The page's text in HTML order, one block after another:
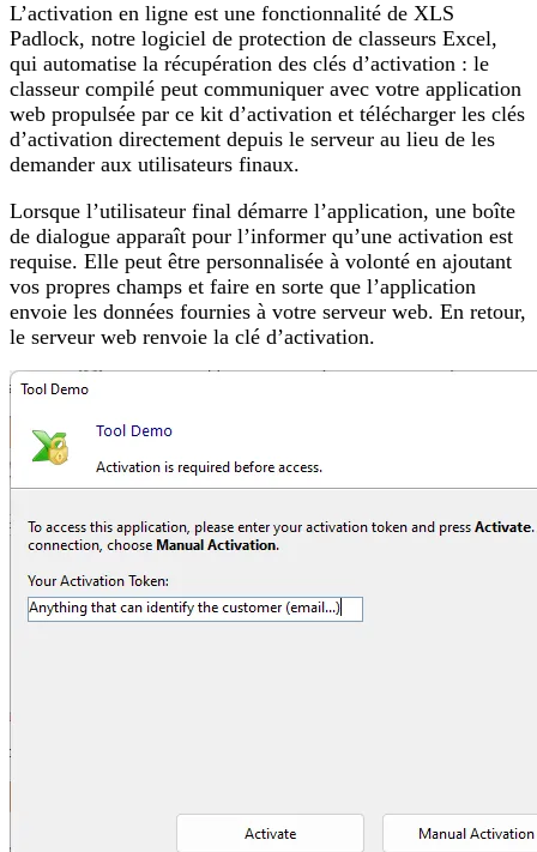
L’activation en ligne est une fonctionnalité de XLS
Padlock, notre logiciel de protection de classeurs Excel,
qui automatise la récupération des clés d’activation : le
classeur compilé peut communiquer avec votre application
web propulsée par ce kit d’activation et télécharger les clés
d’activation directement depuis le serveur au lieu de les
demander aux utilisateurs finaux.
Lorsque l’utilisateur final démarre l’application, une boîte
de dialogue apparaît pour l’informer qu’une activation est
requise. Elle peut être personnalisée à volonté en ajoutant
vos propres champs et faire en sorte que l’application
envoie les données fournies à votre serveur web. En retour,
le serveur web renvoie la clé d’activation.